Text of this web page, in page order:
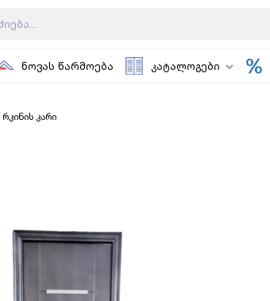
ნოვას წარმოება კატალოგები
რკინის კარი